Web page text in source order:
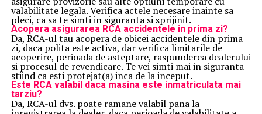
valabilitate legala. Verifica actele necesare inainte sa
pleci, ca sa te simti in siguranta si sprijinit.
Acopera asigurarea RCA accidentele in prima zi?
Da, RCA-ul tau acopera de obicei accidentele din prima
zi, daca polita este activa, dar verifica limitarile de
acoperire, perioada de asteptare, raspunderea dealerului
si procesul de revendicare. Te vei simti mai in siguranta
stiind ca esti protejat(a) inca de la inceput.
Este RCA valabil daca masina este inmatriculata mai
tarziu?
Da, RCA-ul dvs. poate ramane valabil pana la